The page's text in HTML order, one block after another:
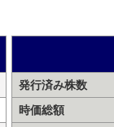
発行済み株数
時価総額